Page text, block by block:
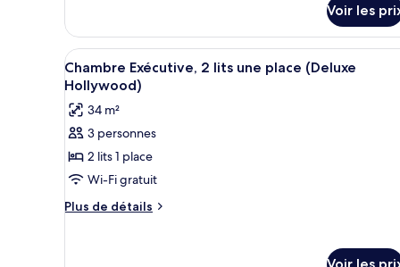
lits
une
place
(Hollywood)
type
de
chambre
Chambre
Deluxe,
2
lits
une
place
Voir les
Afficher
toutes
les
photos
pour
ce
type
de
Une chambre d’hôtel avec
8
Chambre Exécutive, 2 lits une place (Deluxe
Hollywood)
34 m²
3 personnes
2 lits 1 place
Wi-Fi gratuit
Plus de détails
Plus
Voir les